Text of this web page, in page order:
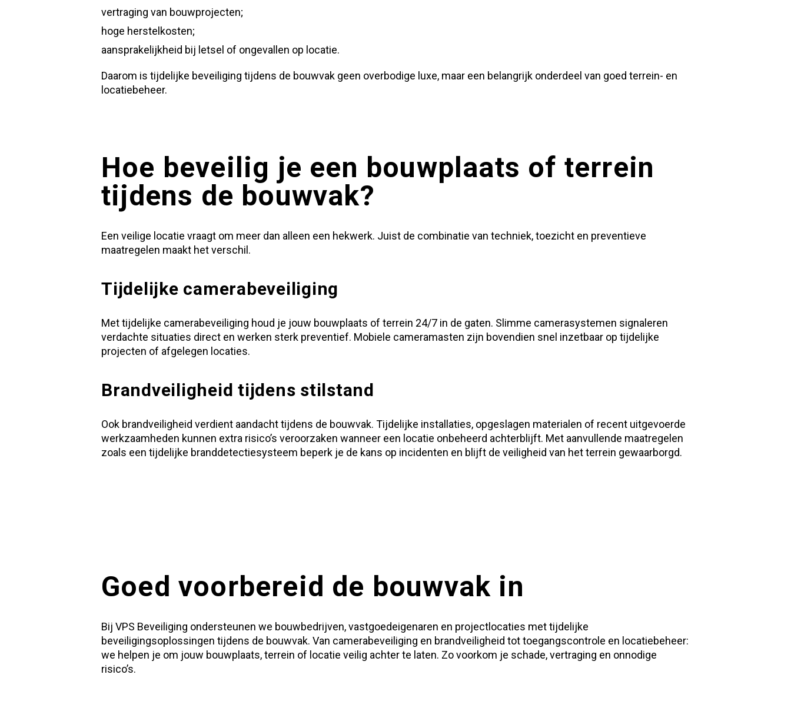
vertraging van bouwprojecten;
hoge herstelkosten;
aansprakelijkheid bij letsel of ongevallen op locatie.
Daarom is tijdelijke beveiliging tijdens de bouwvak geen overbodige luxe, maar een belangrijk onderdeel van goed terrein- en
locatiebeheer.
Hoe beveilig je een bouwplaats of terrein
tijdens de bouwvak?
Een veilige locatie vraagt om meer dan alleen een hekwerk. Juist de combinatie van techniek, toezicht en preventieve
maatregelen maakt het verschil.
Tijdelijke camerabeveiliging
Mettijdelijke camerabeveiliging houd je jouw bouwplaats of terrein 24/7 in de gaten. Slimme camerasystemen signaleren
verdachte situaties direct en werken sterk preventief. Mobiele cameramasten zijn bovendien snel inzetbaar op tijdelijke
projecten of afgelegen locaties.
Brandveiligheid tijdens stilstand
Ook brandveiligheid verdient aandacht tijdens de bouwvak. Tijdelijke installaties, opgeslagen materialen of recent uitgevoerde
werkzaamheden kunnen extra risico’s veroorzaken wanneer een locatie onbeheerd achterblijft. Met aanvullende maatregelen
zoals een tijdelijke branddetectiesysteem beperk je de kans op incidenten en blijft de veiligheid van het terrein gewaarborgd.
Goed voorbereid de bouwvak in
Bij VPS Beveiliging ondersteunen we bouwbedrijven, vastgoedeigenaren en projectlocaties met tijdelijke
beveiligingsoplossingen tijdens de bouwvak. Van camerabeveiliging en brandveiligheid tot toegangscontrole en locatiebeheer:
we helpen je om jouw bouwplaats, terrein of locatie veilig achter te laten. Zo voorkom je schade, vertraging en onnodige
risico’s.